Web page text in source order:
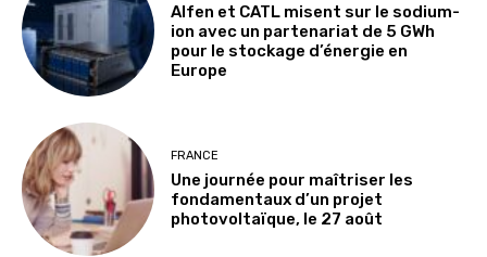
Alfen et CATL misent sur le sodium-
ion avec un partenariat de 5 GWh
pour le stockage d’énergie en
Europe
FRANCE
Une journée pour maîtriser les
fondamentaux d’un projet
photovoltaïque, le 27 août